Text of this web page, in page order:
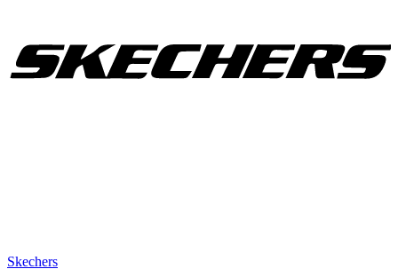
Skechers